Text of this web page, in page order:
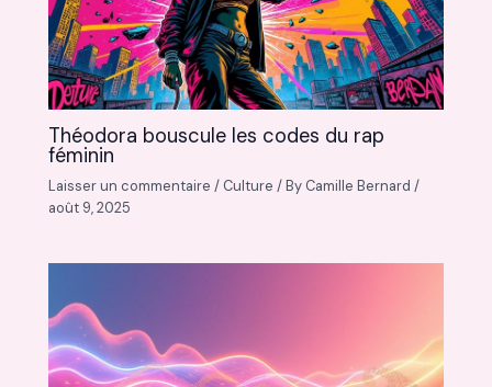
Théodora bouscule les codes du rap
féminin
Laisser un commentaire / Culture / By Camille Bernard/
août 9, 2025